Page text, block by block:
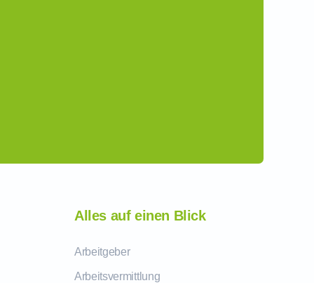
Alles auf einen Blick
Arbeitgeber
Arbeitsvermittlung